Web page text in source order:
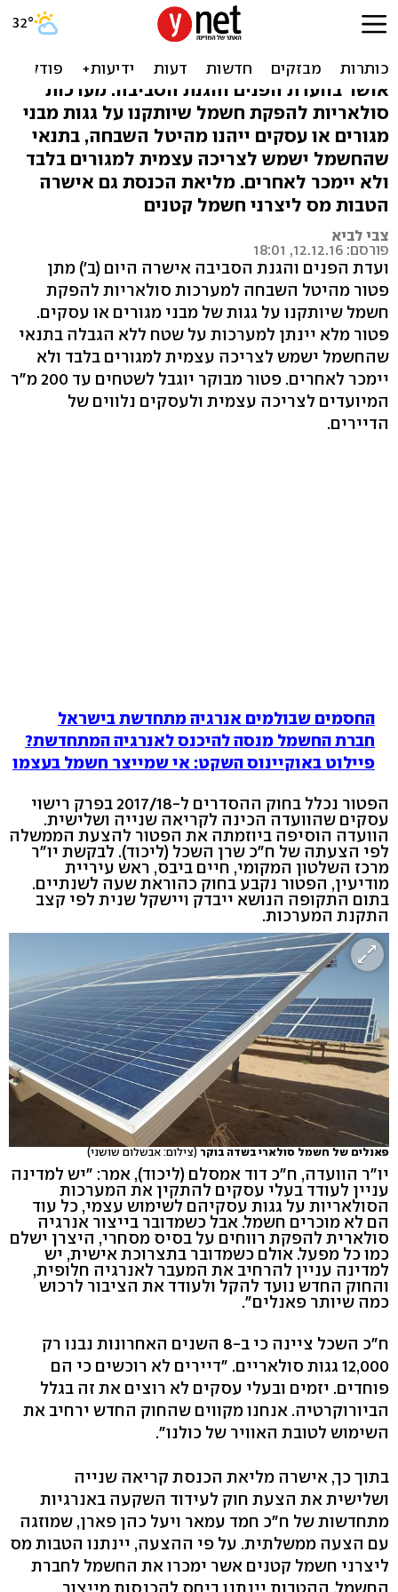
פאנל סולארי ביתי יקבל פטור
מהיטל השבחה
אושר בוועדת הפנים והגנת הסביבה: מערכות
סולאריות להפקת חשמל שיותקנו על גגות מבני
מגורים או עסקים ייהנו מהיטל השבחה, בתנאי
שהחשמל ישמש לצריכה עצמית למגורים בלבד
ולא יימכר לאחרים. מליאת הכנסת גם אישרה
הטבות מס ליצרני חשמל קטנים
צבי לביא
פורסם: 12.12.16, 18:01
ועדת הפנים והגנת הסביבה אישרה היום (ב') מתן
פטור מהיטל השבחה למערכות סולאריות להפקת
חשמל שיותקנו על גגות של מבני מגורים או עסקים.
פטור מלא יינתן למערכות על שטח ללא הגבלה בתנאי
שהחשמל ישמש לצריכה עצמית למגורים בלבד ולא
יימכר לאחרים. פטור מבוקר יוגבל לשטחים עד 200 מ"ר
המיועדים לצריכה עצמית ולעסקים נלווים של
הדיירים.
החסמים שבולמים אנרגיה מתחדשת בישראל
חברת החשמל מנסה להיכנס לאנרגיה המתחדשת?
פיילוט באוקיינוס השקט: אי שמייצר חשמל בעצמו
הפטור נכלל בחוק ההסדרים ל-2017/18 בפרק רישוי
עסקים שהוועדה הכינה לקריאה שנייה ושלישית.
הוועדה הוסיפה ביוזמתה את הפטור להצעת הממשלה
לפי הצעתה של ח"כ שרן השכל (ליכוד). לבקשת יו"ר
מרכז השלטון המקומי, חיים ביבס, ראש עיריית
מודיעין, הפטור נקבע בחוק כהוראת שעה לשנתיים.
בתום התקופה הנושא ייבדק ויישקל שנית לפי קצב
התקנת המערכות.
פאנלים של חשמל סולארי בשדה בוקר (צילום: אבשלום שושני)
יו"ר הוועדה, ח"כ דוד אמסלם (ליכוד), אמר: "יש למדינה
עניין לעודד בעלי עסקים להתקין את המערכות
הסולאריות על גגות עסקיהם לשימוש עצמי, כל עוד
הם לא מוכרים חשמל. אבל כשמדובר בייצור אנרגיה
סולארית להפקת רווחים על בסיס מסחרי, היצרן ישלם
כמו כל מפעל. אולם כשמדובר בתצרוכת אישית, יש
למדינה עניין להרחיב את המעבר לאנרגיה חלופית,
והחוק החדש נועד להקל ולעודד את הציבור לרכוש
כמה שיותר פאנלים".
ח"כ השכל ציינה כי ב-8 השנים האחרונות נבנו רק
12,000 גגות סולאריים. "דיירים לא רוכשים כי הם
פוחדים. יזמים ובעלי עסקים לא רוצים את זה בגלל
הביורוקרטיה. אנחנו מקווים שהחוק החדש ירחיב את
השימוש לטובת האוויר של כולנו".
בתוך כך, אישרה מליאת הכנסת קריאה שנייה
ושלישית את הצעת חוק לעידוד השקעה באנרגיות
מתחדשות של ח"כ חמד עמאר ויעל כהן פארן, שמוזגה
עם הצעה ממשלתית. על פי ההצעה, יינתנו הטבות מס
ליצרני חשמל קטנים אשר ימכרו את החשמל לחברת
החשמל. ההטבות יינתנו ביחס להכנסות מייצור